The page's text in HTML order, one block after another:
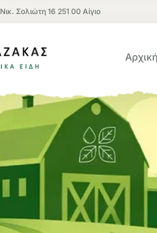
Νικ. Σολιώτη 16 251 00 Αίγιο
Αρχική